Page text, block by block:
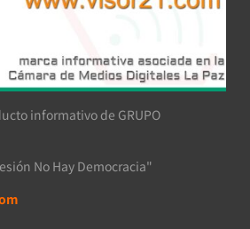
informativo de GRUPO
No Hay Democracia"